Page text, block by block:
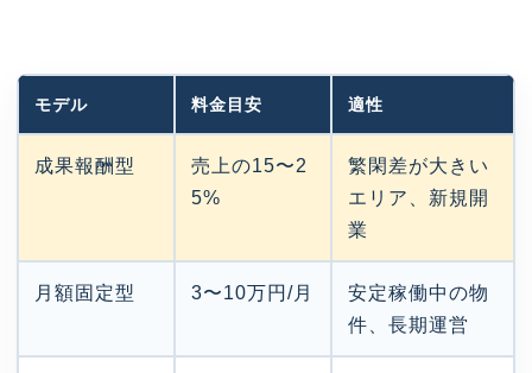
モデル 料金目安 適性
成果報酬型
売上の15〜2
5%
繁閑差が大きい
エリア、新規開
業
月額固定型 3〜10万円/月
安定稼働中の物
件、長期運営